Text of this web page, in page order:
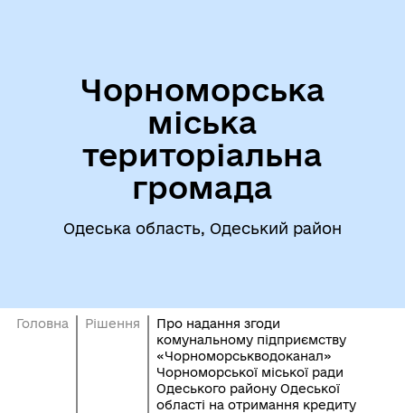
Чорноморська
міська
територіальна
громада
Одеська область, Одеський район
Головна Рішення
Про надання згоди
комунальному підприємству
«Чорноморськводоканал»
Чорноморської міської ради
Одеського району Одеської
області на отримання кредиту